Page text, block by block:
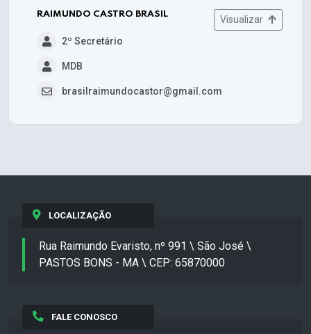
RAIMUNDO CASTRO BRASIL
Visualizar
2º Secretário
MDB
brasilraimundocastor@gmail.com
LOCALIZAÇÃO
Rua Raimundo Evaristo, nº 991 \ São José \
PASTOS BONS - MA \ CEP: 65870000
FALE CONOSCO